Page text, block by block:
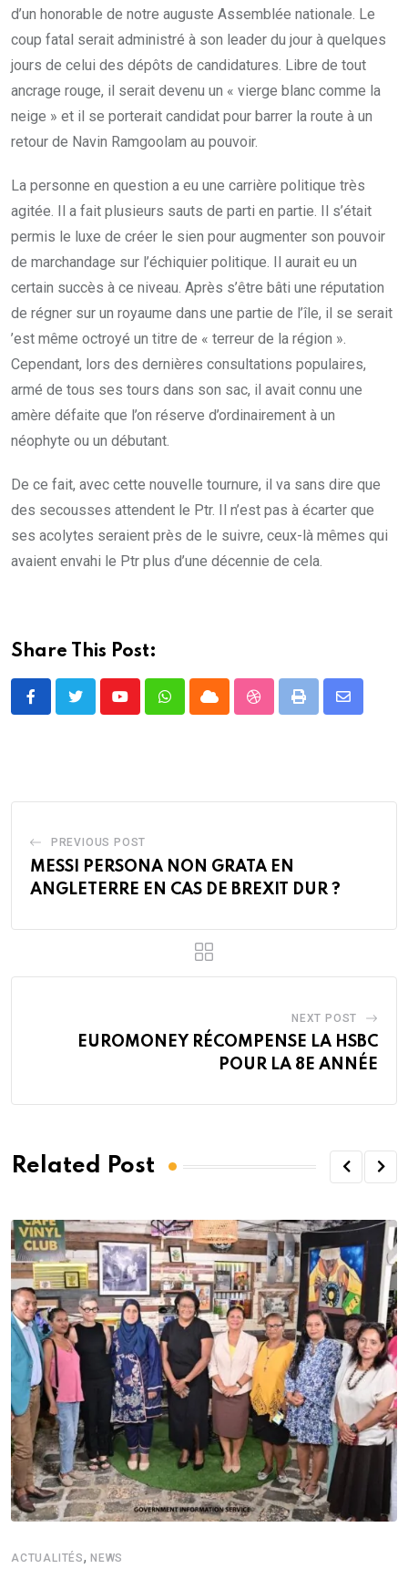
d’un honorable de notre auguste Assemblée nationale. Le
coup fatal serait administré à son leader du jour à quelques
jours de celui des dépôts de candidatures. Libre de tout
ancrage rouge, il serait devenu un « vierge blanc comme la
neige » et il se porterait candidat pour barrer la route à un
retour de Navin Ramgoolam au pouvoir.
La personne en question a eu une carrière politique très
agitée. Il a fait plusieurs sauts de parti en partie. Il s’était
permis le luxe de créer le sien pour augmenter son pouvoir
de marchandage sur l’échiquier politique. Il aurait eu un
certain succès à ce niveau. Après s’être bâti une réputation
de régner sur un royaume dans une partie de l’île, il se serait
’est même octroyé un titre de « terreur de la région ».
Cependant, lors des dernières consultations populaires,
armé de tous ses tours dans son sac, il avait connu une
amère défaite que l’on réserve d’ordinairement à un
néophyte ou un débutant.
De ce fait, avec cette nouvelle tournure, il va sans dire que
des secousses attendent le Ptr. Il n’est pas à écarter que
ses acolytes seraient près de le suivre, ceux-là mêmes qui
avaient envahi le Ptr plus d’une décennie de cela.
Share This Post:
YoutubeWhatsappCloud StumbleUpon
Print
Share
PREVIOUS POST
MESSI PERSONA NON GRATA EN
ANGLETERRE EN CAS DE BREXIT DUR ?
NEXT POST
EUROMONEY RÉCOMPENSE LA HSBC
POUR LA 8E ANNÉE
Related Post
ACTUALITÉS, NEWS